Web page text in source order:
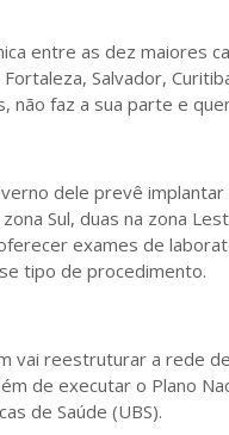
entre as dez maiores
Fortaleza, Salvador,
não faz a sua parte e
dele prevê
Sul, duas na zona
exames de
tipo de procedimento.
vai reestruturar a rede
de executar o Plano
de Saúde (UBS).